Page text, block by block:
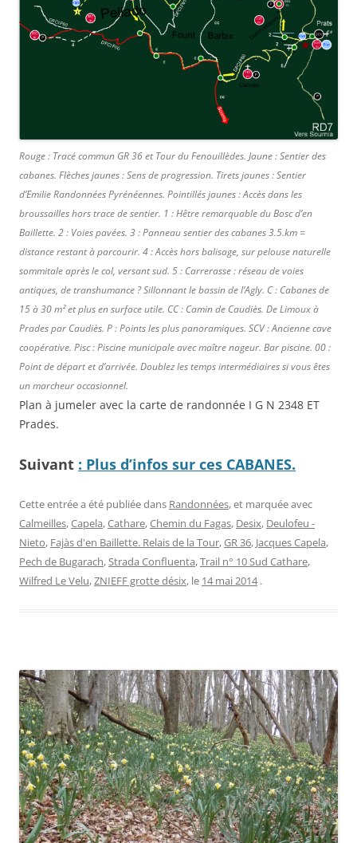
Rouge : Tracé commun GR 36 et Tour du Fenouillèdes. Jaune : Sentier des
cabanes. Flèches jaunes : Sens de progression. Tirets jaunes : Sentier
d’Emilie Randonnées Pyrénéennes. Pointillés jaunes : Accès dans les
broussailles hors trace de sentier. 1 : Hêtre remarquable du Bosc d’en
Baillette. 2 : Voies pavées. 3 : Panneau sentier des cabanes 3.5.km =
distance restant à parcourir. 4 : Accès hors balisage, sur pelouse naturelle
sommitale après le col, versant sud. 5 : Carrerasse : réseau de voies
antiques, de transhumance ? Sillonnant le bassin de l’Agly. C : Cabanes de
15 à 30 m² et plus en surface utile. CC : Camin de Caudiès. De Limoux à
Prades par Caudiès. P : Points les plus panoramiques. SCV : Ancienne cave
coopérative. Pisc : Piscine municipale avec maître nageur. Bar piscine. 00 :
Point de départ et d’arrivée. Doublez les temps intermédiaires si vous êtes
un marcheur occasionnel.
Plan à jumeler avec la carte de randonnée I G N 2348 ET
Prades.
Suivant : Plus d’infos sur ces CABANES.
Cette entrée a été publiée dans Randonnées, et marquée avec
Calmeilles,Capela,Cathare,Chemin du Fagas, Desix, Deulofeu -
Nieto, Fajàs d'en Baillette. Relais de la Tour,GR 36, Jacques Capela,
Pech de Bugarach,Strada Confluenta,Trail n° 10 Sud Cathare,
Wilfred Le Velu,ZNIEFF grotte désix, le 14 mai 2014 .